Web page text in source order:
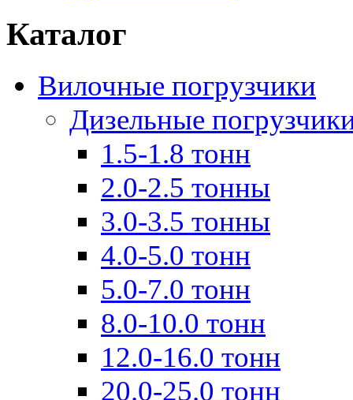
Каталог
Вилочные погрузчики
Дизельные
1.5-1.8 тонн
2.0-2.5 тонны
3.0-3.5 тонны
4.0-5.0 тонн
5.0-7.0 тонн
8.0-10.0 тонн
12.0-16.0 тонн
20.0-25.0 тонн